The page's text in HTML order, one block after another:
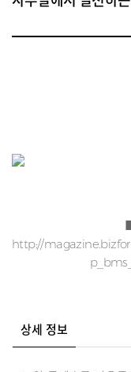
http://
상세 정보